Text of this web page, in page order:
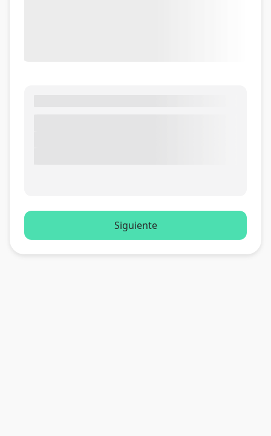
Siguiente